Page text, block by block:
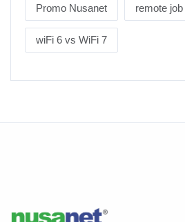
Promo Nusanet remote job
wiFi 6 vs WiFi 7